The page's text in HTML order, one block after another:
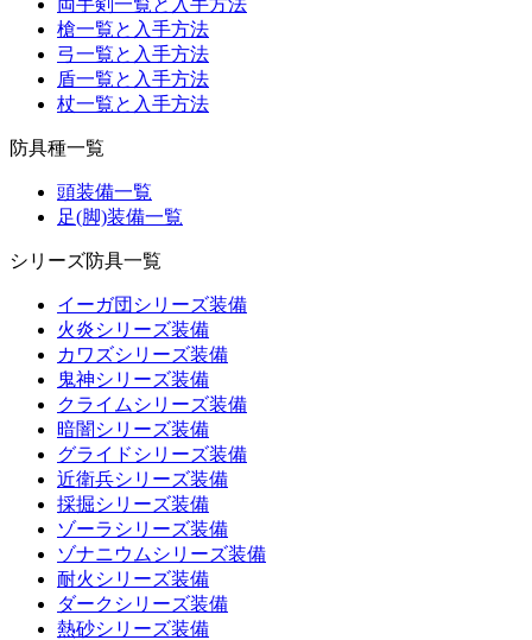
両手剣一覧と入手方法
槍一覧と入手方法
弓一覧と入手方法
盾一覧と入手方法
杖一覧と入手方法
防具種一覧
頭装備一覧
足(脚)装備一覧
シリーズ防具一覧
イーガ団シリーズ装備
火炎シリーズ装備
カワズシリーズ装備
鬼神シリーズ装備
クライムシリーズ装備
暗闇シリーズ装備
グライドシリーズ装備
近衛兵シリーズ装備
採掘シリーズ装備
ゾーラシリーズ装備
ゾナニウムシリーズ装備
耐火シリーズ装備
ダークシリーズ装備
熱砂シリーズ装備